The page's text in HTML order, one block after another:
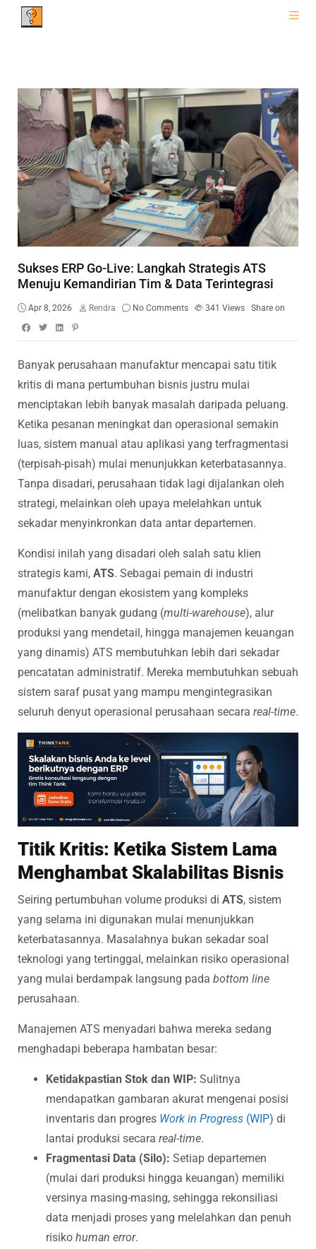
Sukses ERP Go-Live: Langkah Strategis ATS
Menuju Kemandirian Tim & Data Terintegrasi
Apr 8, 2026 Rendra No Comments 341 Views Share on
Banyak perusahaan manufaktur mencapai satu titik
kritis di mana pertumbuhan bisnis justru mulai
menciptakan lebih banyak masalah daripada peluang.
Ketika pesanan meningkat dan operasional semakin
luas, sistem manual atau aplikasi yang terfragmentasi
(terpisah-pisah) mulai menunjukkan keterbatasannya.
Tanpa disadari, perusahaan tidak lagi dijalankan oleh
strategi, melainkan oleh upaya melelahkan untuk
sekadar menyinkronkan data antar departemen.
Kondisi inilah yang disadari oleh salah satu klien
strategis kami, ATS. Sebagai pemain di industri
manufaktur dengan ekosistem yang kompleks
(melibatkan banyak gudang (multi-warehouse), alur
produksi yang mendetail, hingga manajemen keuangan
yang dinamis) ATS membutuhkan lebih dari sekadar
pencatatan administratif. Mereka membutuhkan sebuah
sistem saraf pusat yang mampu mengintegrasikan
seluruh denyut operasional perusahaan secara real-time.
Titik Kritis: Ketika Sistem Lama
Menghambat Skalabilitas Bisnis
Seiring pertumbuhan volume produksi di ATS, sistem
yang selama ini digunakan mulai menunjukkan
keterbatasannya. Masalahnya bukan sekadar soal
teknologi yang tertinggal, melainkan risiko operasional
yang mulai berdampak langsung pada bottom line
perusahaan.
Manajemen ATS menyadari bahwa mereka sedang
menghadapi beberapa hambatan besar:
Ketidakpastian Stok dan WIP: Sulitnya
mendapatkan gambaran akurat mengenai posisi
inventaris dan progres Work in Progress (WIP) di
lantai produksi secara real-time.
Fragmentasi Data (Silo): Setiap departemen
(mulai dari produksi hingga keuangan) memiliki
versinya masing-masing, sehingga rekonsiliasi
data menjadi proses yang melelahkan dan penuh
risiko human error.